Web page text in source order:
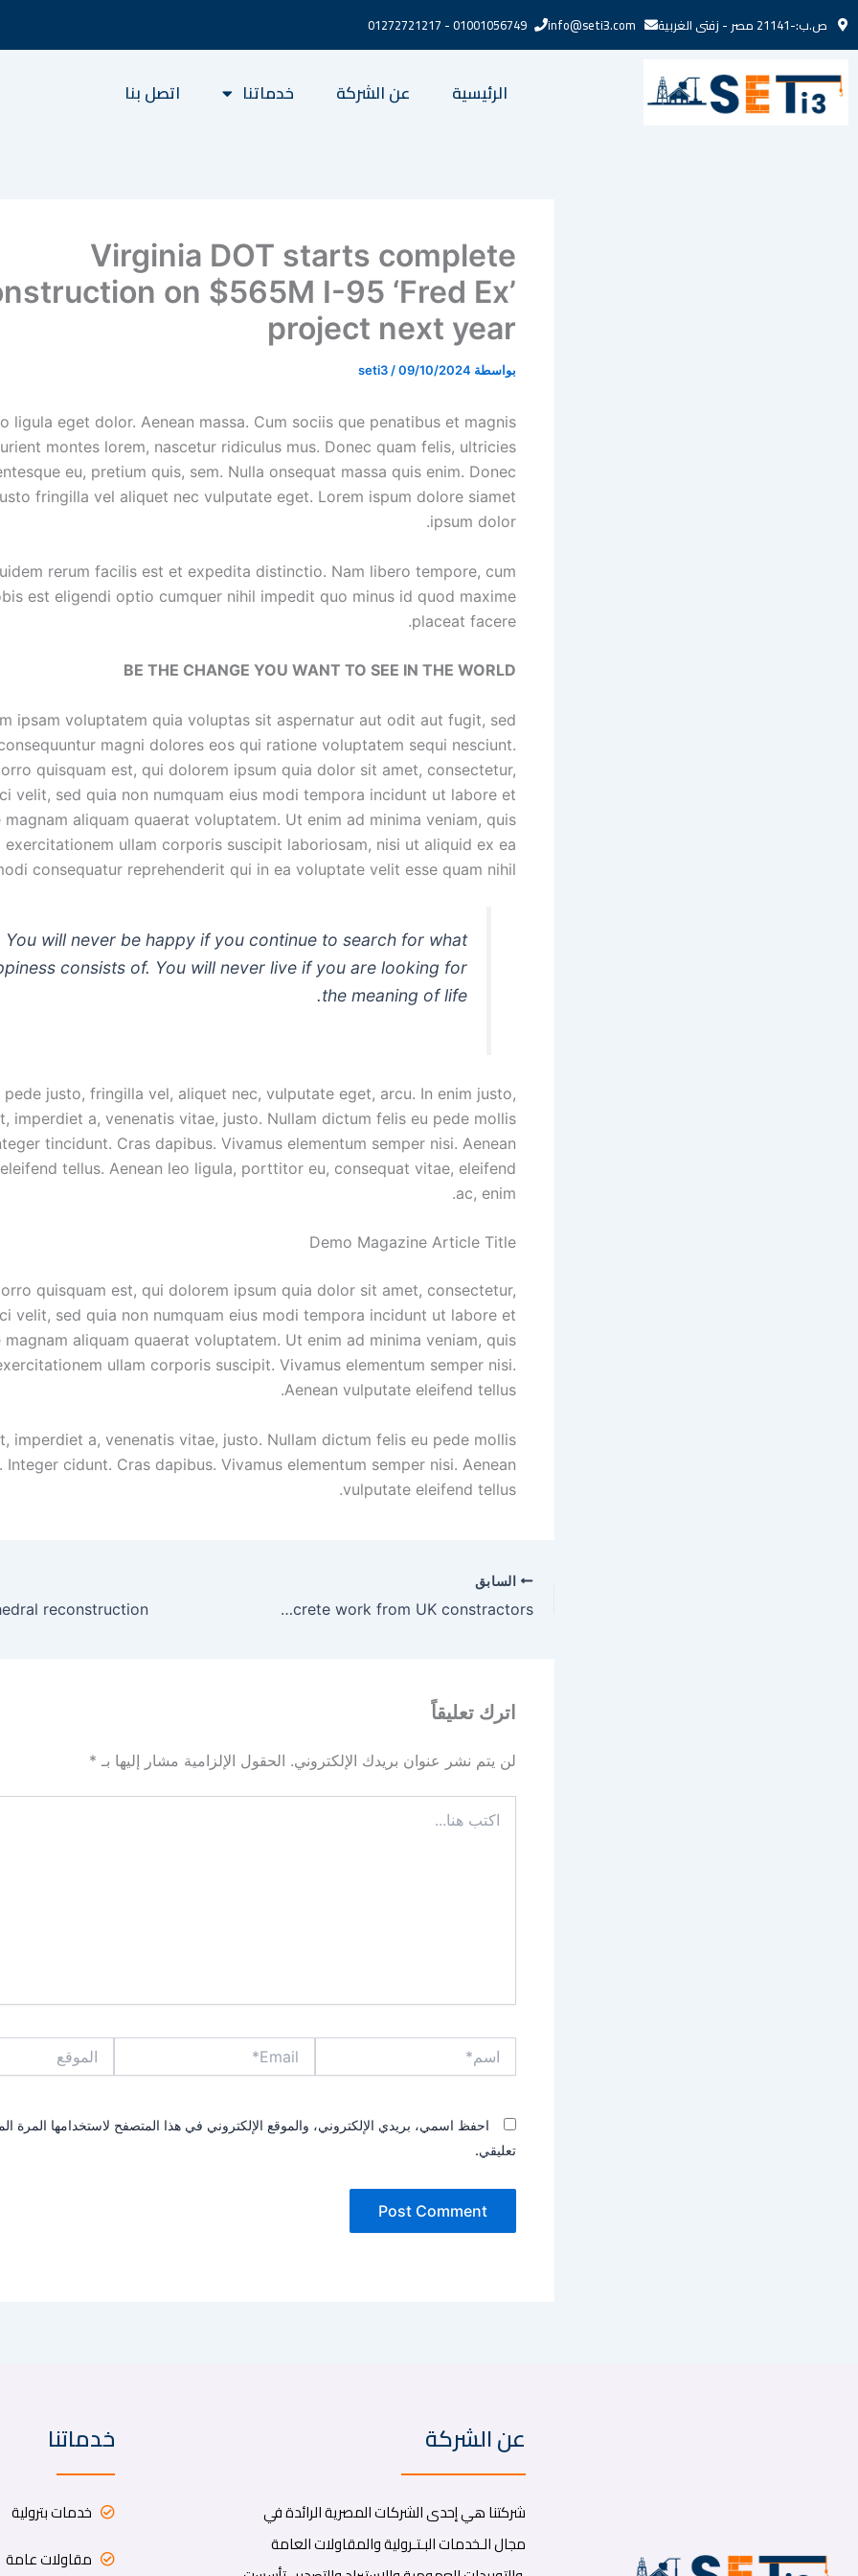
إلى
ص.ب:-21141 مصر - زفتى الغربية info@seti3.com
01001056749 - 01272721217
الرئيسية عن الشركة خدماتنا اتصل بنا
Virginia DOT starts complete
on $565M I-95 ‘Fred Ex’
project next year
بواسطة seti3 /09/10/2024
ligula eget dolor. Aenean massa. Cum sociis que penatibus et magnis
montes lorem, nascetur ridiculus mus. Donec quam felis, ultricies
eu, pretium quis, sem. Nulla onsequat massa quis enim. Donec
fringilla vel aliquet nec vulputate eget. Lorem ispum dolore siamet
ipsum dolor.
rerum facilis est et expedita distinctio. Nam libero tempore, cum
est eligendi optio cumquer nihil impedit quo minus id quod maxime
placeat facere.
BE THE CHANGE YOU WANT TO SEE IN THE WORLD
ipsam voluptatem quia voluptas sit aspernatur aut odit aut fugit, sed
magni dolores eos qui ratione voluptatem sequi nesciunt.
quisquam est, qui dolorem ipsum quia dolor sit amet, consectetur,
velit, sed quia non numquam eius modi tempora incidunt ut labore et
magnam aliquam quaerat voluptatem. Ut enim ad minima veniam, quis
exercitationem ullam corporis suscipit laboriosam, nisi ut aliquid ex ea
consequatur reprehenderit qui in ea voluptate velit esse quam nihil.
You will never be happy if you continue to search for what
consists of. You will never live if you are looking for
the meaning of life.
pede justo, fringilla vel, aliquet nec, vulputate eget, arcu. In enim justo,
imperdiet a, venenatis vitae, justo. Nullam dictum felis eu pede mollis
tincidunt. Cras dapibus. Vivamus elementum semper nisi. Aenean
tellus. Aenean leo ligula, porttitor eu, consequat vitae, eleifend
ac, enim.
Demo Magazine Article Title
quisquam est, qui dolorem ipsum quia dolor sit amet, consectetur,
velit, sed quia non numquam eius modi tempora incidunt ut labore et
magnam aliquam quaerat voluptatem. Ut enim ad minima veniam, quis
ullam corporis suscipit. Vivamus elementum semper nisi.
Aenean vulputate eleifend tellus.
imperdiet a, venenatis vitae, justo. Nullam dictum felis eu pede mollis
Integer cidunt. Cras dapibus. Vivamus elementum semper nisi. Aenean
vulputate eleifend tellus.
السابق
$1B Las Vegas Circa Resort & Casino starts concrete work from UK constractors
اترك تعليقاً
لن يتم نشر عنوان بريدك الإلكتروني. الحقول الإلزامية مشار إليها بـ *
هنا...
احفظ اسمي، بريدي الإلكتروني، والموقع الإلكتروني في هذا المتصفح لاستخدامها المرة
تعليقي.
عن الشركة
شركتنا هي إحدى الشركات المصرية الرائدة في
مجال الـخدمات البـتـرولية والمقاولات العامة
خدماتنا
خدمات بترولية
مقاولات عامة